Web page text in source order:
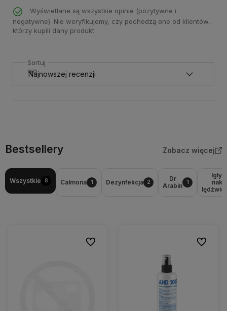
Wyświetlane są wszystkie opinie (pozytywne i
negatywne). Nie weryfikujemy, czy pochodzą one od klientów,
którzy kupili dany produkt.
Sortuj
wg
Bestsellery Zobacz więcej
Wszystkie 8 Calmona 1 Dezynfekcja 2
Dr
Arabin 1
Igły
Do ulubionych Do